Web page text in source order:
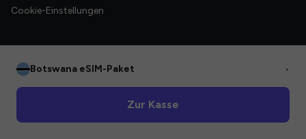
Cookie-Einstellungen
Botswana eSIM-Paket •
Zur Kasse